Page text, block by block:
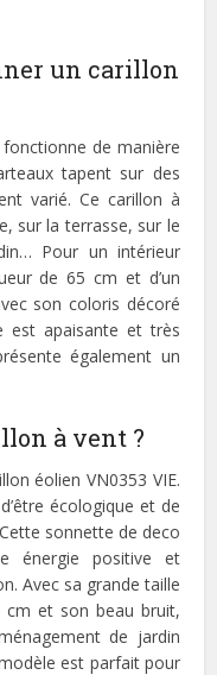
un carillon
de manière
tapent sur des
varié. Ce carillon à
sur la terrasse, sur le
Pour un intérieur
de 65 cm et d’un
son coloris décoré
est apaisante et très
également un
à vent ?
éolien VN0353 VIE.
écologique et de
sonnette de deco
énergie positive et
Avec sa grande taille
et son beau bruit,
de jardin
est parfait pour